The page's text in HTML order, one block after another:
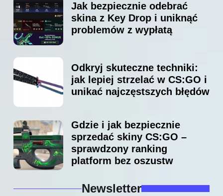
Jak bezpiecznie odebrać
skina z Key Drop i uniknąć
problemów z wypłatą
Odkryj skuteczne techniki:
jak lepiej strzelać w CS:GO i
unikać najczęstszych błędów
Gdzie i jak bezpiecznie
sprzedać skiny CS:GO –
sprawdzony ranking
platform bez oszustw
Newsletter